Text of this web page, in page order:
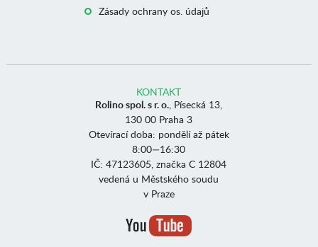
Zásady ochrany os. údajů
KONTAKT
Rolino spol. s r. o., Písecká 13,
130 00 Praha 3
Otevírací doba: pondělí až pátek
8:00—16:30
IČ: 47123605, značka C 12804
vedená u Městského soudu
v Praze